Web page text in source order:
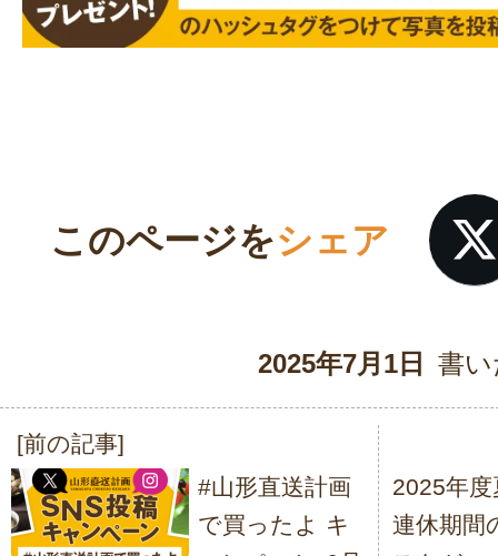
このページをシェア
2025年7月1日 書
投
稿
ナ
[前の記事]
#山形直送計画
で買ったよ キ
2025年度
連休期間